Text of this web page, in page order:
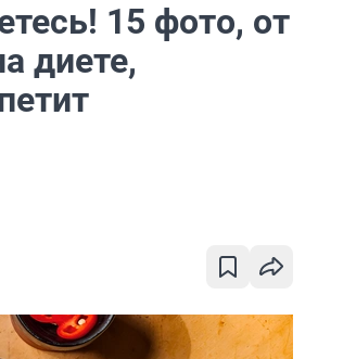
15 фото, от
диете,